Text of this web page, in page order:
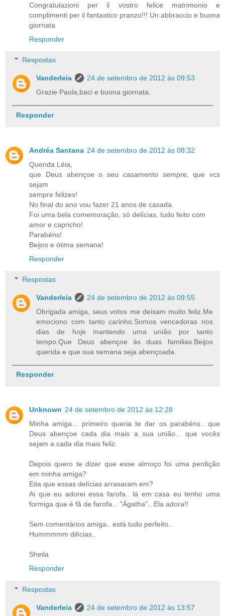
Congratulazioni per il vostro felice matrimonio e
complimenti per il fantastico pranzo!!! Un abbraccio e buona
giornata
Responder
Respostas
Vanderleia
24 de setembro de 2012 às 09:53
Grazie Paola,baci e buona giornata.
Responder
Andréa Santana 24 de setembro de 2012 às 08:32
Querida Léia,
que Deus abençoe o seu casamento sempre, que vcs
sejam
sempre felizes!
No final do ano vou fazer 21 anos de casada.
Foi uma bela comemoração, só delícias, tudo feito com
amor e capricho!
Parabéns!
Beijos e ótima semana!
Responder
Respostas
Vanderleia
24 de setembro de 2012 às 09:55
Obrigada amiga, seus votos me deixam muito feliz.Me
emociono com tanto carinho.Somos vencedoras nos
dias de hoje mantendo uma união por tanto
tempo.Que Deus abençoe às duas familias.Beijos
querida e que sua semana seja abençoada.
Responder
Unknown 24 de setembro de 2012 às 12:28
Minha amiga... primeiro queria te dar os parabéns.. que
Deus abençoe cada dia mais a sua união... que vocês
sejam a cada dia mais feliz.
Depois quero te dizer que esse almoço foi uma perdição
em minha amiga?
Eita que essas delícias arrasaram em?
Ai que eu adorei essa farofa.. lá em casa eu tenho uma
formiga que é fã de farofa... "Ágatha".. Ela adora!!
Sem comentários amiga.. está tudo perfeito..
Hummmmm dilícias..
Sheila
Responder
Respostas
Vanderleia
24 de setembro de 2012 às 13:57